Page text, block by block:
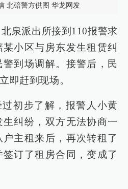
北碚警方供图 华龙网发
泉派出所接到110报警求
小区与房东发生租赁纠
到场调解。接警后，民
即赶到现场。
初步了解，报警人小黄
纠纷，双方无法协商一
主租来后，再次转租了
订了租房合同，变成了